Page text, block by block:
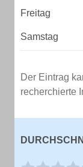
Freitag
Samstag
Der Eintrag
recherchierte